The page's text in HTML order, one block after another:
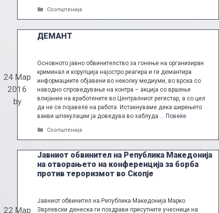
Categories
Соопштенија
ДЕМАНТ
24 Мар
2016
by
Основното јавно обвинителство за гонење на организиран
криминал и корупција најостро реагира и ги демантира
информациите објавени во неколку медиуми, во врска со
наводно спроведување на контра – акција со вршење
влијание на вработените во Централниот регистар, а со цел
да не се појавеле на работа. Истакнуваме дека ширењето
вакви шпекулации ја доведува во заблуда … Повеќе
Categories
Соопштенија
Јавниот обвинител на Република Македонија
на отворањето на конференција за борба
против тероризмот во Скопје
22 Мар
Јавниот обвинител на Република Македонија Марко
Зврлевски денеска ги поздрави присутните учесници на